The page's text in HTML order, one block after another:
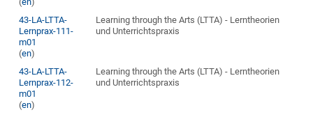
43-LA-LTTA-
Lernprax-111-
m01
(en)
Learning through the Arts (LTTA) - Lerntheorien
und Unterrichtspraxis
43-LA-LTTA-
Lernprax-112-
m01
(en)
Learning through the Arts (LTTA) - Lerntheorien
und Unterrichtspraxis